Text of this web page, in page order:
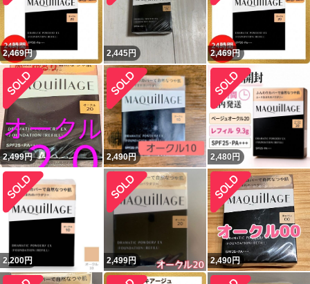
2,469円 2,445円 2,469円
2,499円 2,490円 2,480 円
2,200円 2,499円 2,490円